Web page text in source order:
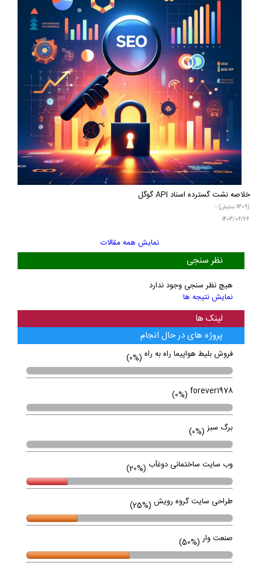
خلاصه نشت گسترده اسناد API گوگل
(1309 نمایش) -
1403/06/26
نمایش همه مقالات
نظر سنجی
هیچ نظر سنجی وجود ندارد
نمایش نتیجه ها
لینک ها
پروژه های در حال انجام
فروش بلیط هواپیما راه به راه (0%)
forever1978
(0%)
برگ سبز (0%)
وب سایت ساختمانی دوغآب (20%)
طراحی سایت گروه رویش (25%)
صنعت وار (50%)